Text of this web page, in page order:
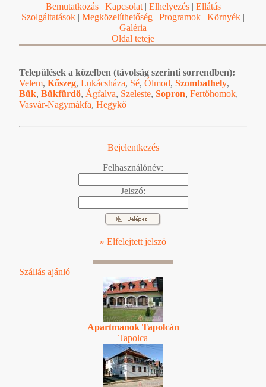
Bemutatkozás| Kapcsolat| Elhelyezés| Ellátás
Szolgáltatások | Megközelíthetőség | Programok | Környék |
Galéria
Oldal teteje
Települések a közelben (távolság szerinti sorrendben):
Velem, Kőszeg, Lukácsháza, Sé, Ólmod, Szombathely,
Bük, Bükfürdő, Ágfalva, Szeleste, Sopron, Fertőhomok,
Vasvár-Nagymákfa, Hegykő
Bejelentkezés
Felhasználónév:
Jelszó:
» Elfelejtett jelszó
Szállás ajánló
Apartmanok Tapolcán
Tapolca